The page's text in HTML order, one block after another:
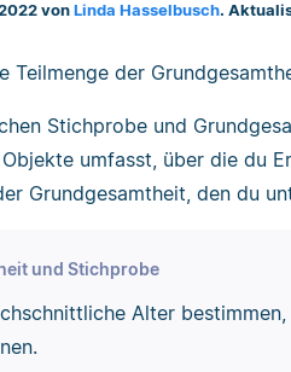
von Linda Hasselbusch.
Teilmenge der
Stichprobe und
umfasst, über die du
Grundgesamtheit, den du
und Stichprobe
Alter